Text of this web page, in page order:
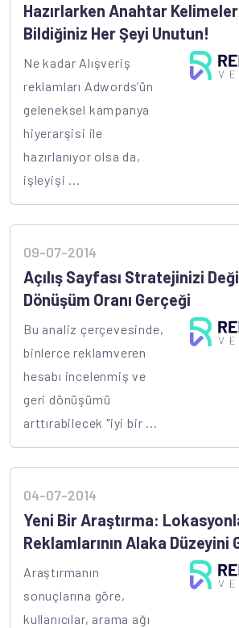
Hazırlarken Anahtar Kelimeler
Bildiğiniz Her Şeyi Unutun!
Ne kadar Alışveriş
reklamları Adwords’ün
geleneksel kampanya
hiyerarşisi ile
hazırlanıyor olsa da,
işleyişi ...
09-07-2014
Açılış Sayfası Stratejinizi
Dönüşüm Oranı Gerçeği
Bu analiz çerçevesinde,
binlerce reklamveren
hesabı incelenmiş ve
geri dönüşümü
arttırabilecek "iyi bir ...
04-07-2014
Yeni Bir Araştırma:
Reklamlarının Alaka Düzeyini
Araştırmanın
sonuçlarına göre,
kullanıcılar, arama ağı